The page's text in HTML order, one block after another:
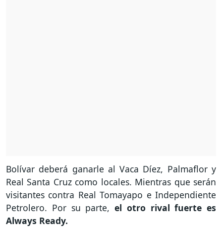
Bolívar deberá ganarle al Vaca Díez, Palmaflor y
Real Santa Cruz como locales. Mientras que serán
visitantes contra Real Tomayapo e Independiente
Petrolero. Por su parte, el otro rival fuerte es
Always Ready.